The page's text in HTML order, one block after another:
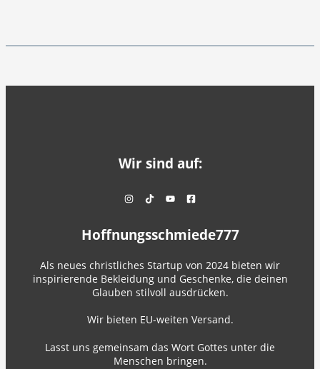
Wir sind auf:
Hoffnungsschmiede777
Als neues christliches Startup von 2024 bieten wir
inspirierende Bekleidung und Geschenke, die deinen
Glauben stilvoll ausdrücken.
Wir bieten EU-weiten Versand.
Lasst uns gemeinsam das Wort Gottes unter die
Menschen bringen.